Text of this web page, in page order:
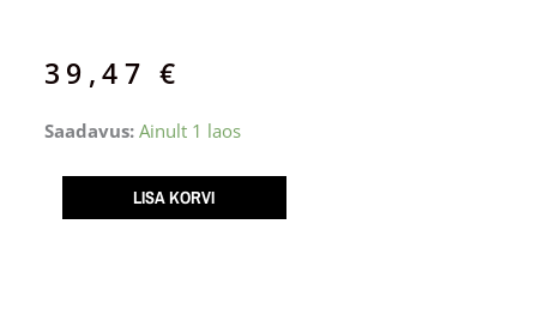
39,47€
Saadavus: Ainult 1 laos
Tüllede
12
LISA KORVI